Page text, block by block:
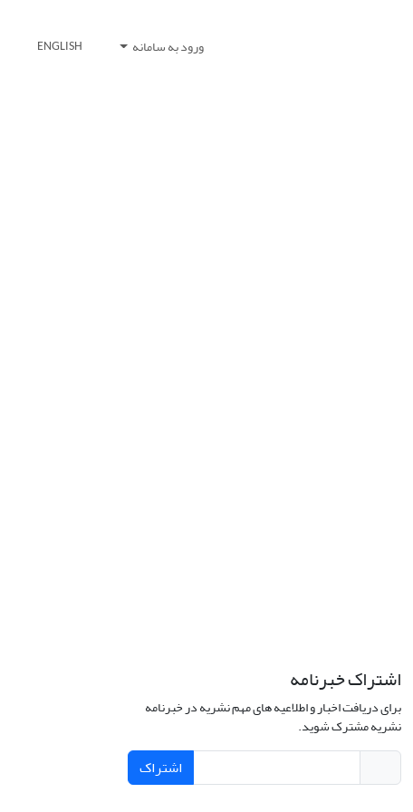
ورود به سامانه ENGLISH
اشتراک خبرنامه
برای دریافت اخبار و اطلاعیه های مهم نشریه در خبرنامه
نشریه مشترک شوید.
اشتراک